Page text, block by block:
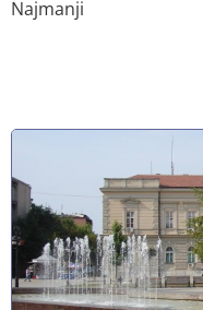
Najmanji